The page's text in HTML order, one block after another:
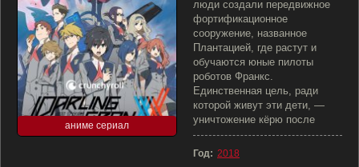
аниме сериал
люди создали передвижное
фортификационное
сооружение, названное
Плантацией, где растут и
обучаются юные пилоты
роботов Франкс.
Единственная цель, ради
которой живут эти дети, —
уничтожение кёрю после
Год: 2018